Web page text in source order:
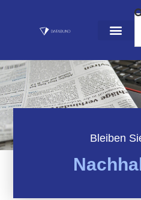
Bleiben